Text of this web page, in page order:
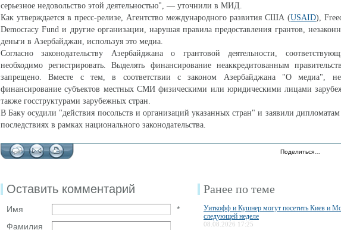
серьезное недовольство этой деятельностью", — уточнили в МИД.
Как утверждается в пресс-релизе, Агентство международного развития США (USAID),
Democracy Fund и другие организации, нарушая правила предоставления грантов,
деньги в Азербайджан, используя это медиа.
Согласно законодательству Азербайджана о грантовой деятельности,
необходимо регистрировать. Выделять финансирование неаккредитованным
запрещено. Вместе с тем, в соответствии с законом Азербайджана "О медиа", не
финансирование субъектов местных СМИ физическими или юридическими лицами
также госструктурами зарубежных стран.
В Баку осудили "действия посольств и организаций указанных стран" и заявили
последствиях в рамках национального законодательства.
Поделиться…
Оставить комментарий
Имя
*
Фамилия
Ранее по теме
Уиткофф и Кушнер могут посетить Киев и
следующей неделе
08.08.2026 17:25